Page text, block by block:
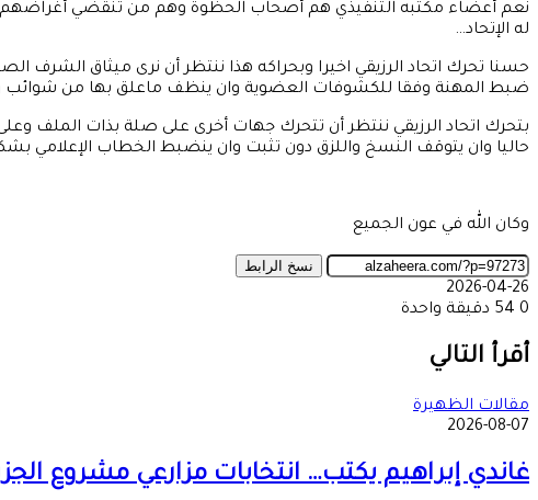
نعم أعضاء مكتبه التنفيذي هم أصحاب الحظوة وهم من تنقضي أغراضهم
له الإتحاد…
حسنا تحرك اتحاد الرزيقي اخيرا وبحراكه هذا ننتظر أن نرى ميثاق الشرف
ضبط المهنة وفقا للكشوفات العضوية وان ينظف ماعلق بها من شوائب
بتحرك اتحاد الرزيقي ننتظر أن تتحرك جهات أخرى على صلة بذات الملف
حاليا وان يتوقف النسخ واللزق دون تثبت وان ينضبط الخطاب الإعلامي
وكان الله في عون الجميع
نسخ الرابط
2026-04-26
0
دقيقة واحدة
عبر
البريد
أقرأ التالي
مقالات الظهيرة
2026-08-07
غاندي إبراهيم يكتب… انتخابات مزارعي مشروع